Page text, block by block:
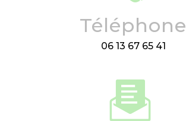
Téléphone
06 13 67 65 41